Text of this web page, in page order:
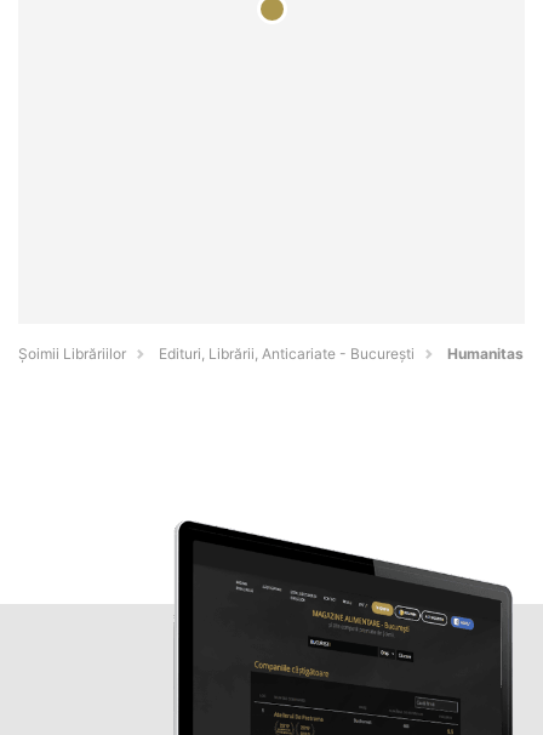
Șoimii Librăriilor Edituri, Librării, Anticariate - Bucureşti Humanitas